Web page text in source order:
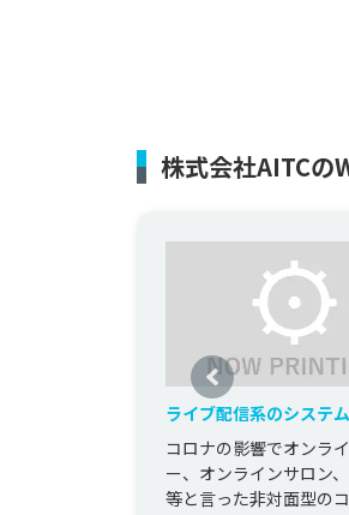
株式会社AITCの
ライブ配信系のシステム
コロナの影響でオンラ
ー、オンラインサロン
等と言った非対面型の